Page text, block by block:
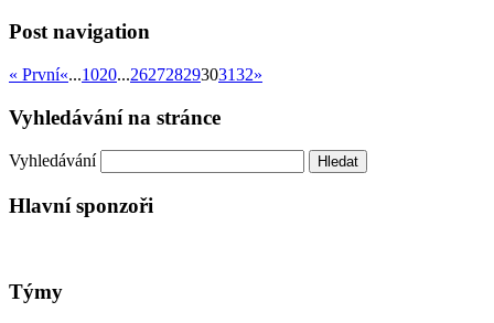
Post navigation
« První«...1020...26272829303132»
Vyhledávání na stránce
Vyhledávání
Hlavní sponzoři
Týmy